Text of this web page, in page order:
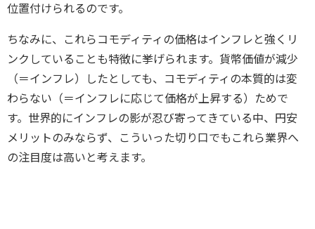
位置付けられるのです。
ちなみに、これらコモディティの価格はインフレと強くリ
ンクしていることも特徴に挙げられます。貨幣価値が減少
（＝インフレ）したとしても、コモディティの本質的は変
わらない（＝インフレに応じて価格が上昇する）ためで
す。世界的にインフレの影が忍び寄ってきている中、円安
メリットのみならず、こういった切り口でもこれら業界へ
の注目度は高いと考えます。